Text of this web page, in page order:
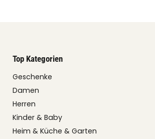
Top Kategorien
Geschenke
Damen
Herren
Kinder & Baby
Heim & Küche & Garten